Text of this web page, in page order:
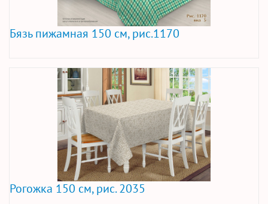
Бязь пижамная 150 см, рис.1170
Рогожка 150 см, рис. 2035